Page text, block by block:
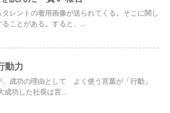
タレントの着用画像が送られてくる。そこに関し
ことがある。すると、...
動力
、成功の理由として よく使う言葉が「行動」
成功した社長は言...